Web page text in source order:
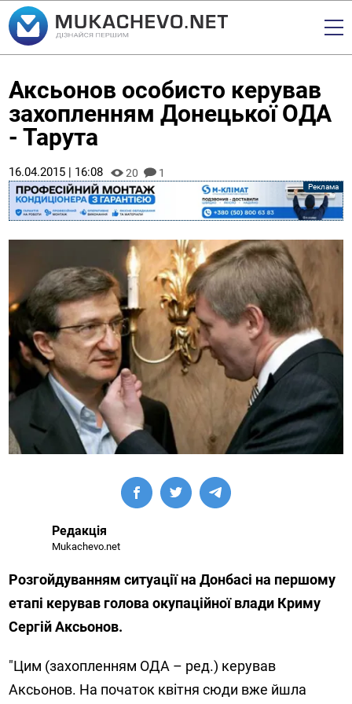
Аксьонов особисто керував
захопленням Донецької ОДА
- Тарута
16.04.2015 | 16:08 20 1
Редакція
Mukachevo.net
Розгойдуванням ситуації на Донбасі на першому
етапі керував голова окупаційної влади Криму
Сергій Аксьонов.
"Цим (захопленням ОДА – ред.) керував
Аксьонов. На початок квітня сюди вже йшла